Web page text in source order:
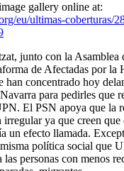
gallery online at:
eu/ultimas-coberturas/
junto con la Asamblea
de Afectadas por la
han concentrado hoy
para pedirles que
El PSN apoya que la
irregular ya que creen que
un efecto llamada.
política social que
las personas con menos